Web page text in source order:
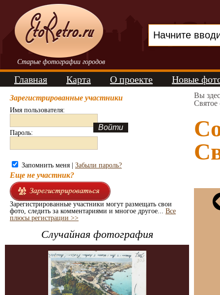
Старые фотографии городов
Главная Карта О проекте Новые
Зарегистрированные участники
Имя пользователя:
Пароль:
Запомнить меня | Забыли пароль?
Еще не участник?
Зарегистрированные участники могут размещать свои
фото, следить за комментариями и многое другое... Все
плюсы регистрации >>
Случайная фотография
Вы
Святое